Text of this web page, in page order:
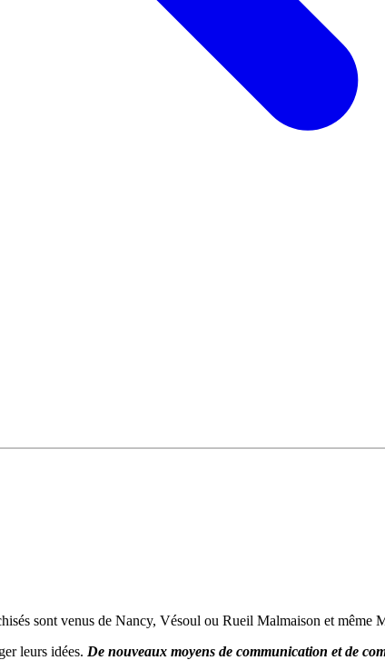
sont venus de Nancy, Vésoul ou Rueil Malmaison et même
leurs idées. De nouveaux moyens de communication et de